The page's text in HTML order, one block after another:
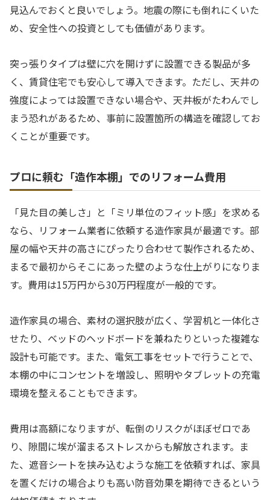
見込んでおくと良いでしょう。地震の際にも倒れにくいた
め、安全性への投資としても価値があります。
突っ張りタイプは壁に穴を開けずに設置できる製品が多
く、賃貸住宅でも安心して導入できます。ただし、天井の
強度によっては設置できない場合や、天井板がたわんでし
まう恐れがあるため、事前に設置箇所の構造を確認してお
くことが重要です。
プロに頼む「造作本棚」でのリフォーム費用
「見た目の美しさ」と「ミリ単位のフィット感」を求める
なら、リフォーム業者に依頼する造作家具が最適です。部
屋の幅や天井の高さにぴったり合わせて製作されるため、
まるで最初からそこにあった壁のような仕上がりになりま
す。費用は15万円から30万円程度が一般的です。
造作家具の場合、素材の選択肢が広く、学習机と一体化さ
せたり、ベッドのヘッドボードを兼ねたりといった複雑な
設計も可能です。また、電気工事をセットで行うことで、
本棚の中にコンセントを増設し、照明やタブレットの充電
環境を整えることもできます。
費用は高額になりますが、転倒のリスクがほぼゼロであ
り、隙間に埃が溜まるストレスからも解放されます。ま
た、遮音シートを挟み込むような施工を依頼すれば、家具
を置くだけの場合よりも高い防音効果を期待できるという